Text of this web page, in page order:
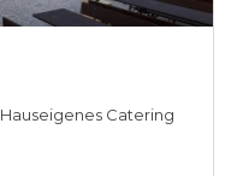
Hauseigenes Catering